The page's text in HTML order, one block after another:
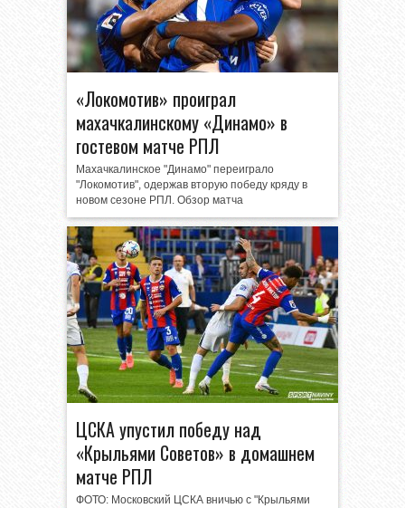
«Локомотив» проиграл
махачкалинскому «Динамо» в
гостевом матче РПЛ
Махачкалинское "Динамо" переиграло
"Локомотив", одержав вторую победу кряду в
новом сезоне РПЛ. Обзор матча
ЦСКА упустил победу над
«Крыльями Советов» в домашнем
матче РПЛ
ФОТО: Московский ЦСКА вничью с "Крыльями